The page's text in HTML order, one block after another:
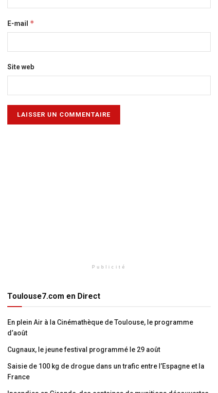
E-mail *
Site web
Publicité
Toulouse7.com en Direct
En plein Air à la Cinémathèque de Toulouse, le programme
d’août
Cugnaux, le jeune festival programmé le 29 août
Saisie de 100 kg de drogue dans un trafic entre l’Espagne et la
France